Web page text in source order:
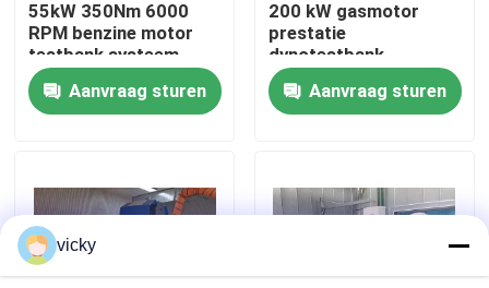
Nieuws
Torsiedynamometer
Hoge snelheidsdynamometer
55kW 350Nm 6000
RPM benzine motor
testbank systeem
Aanvraag sturen
200 kW gasmotor
prestatie
dynotestbank
Aanvraag sturen
vicky